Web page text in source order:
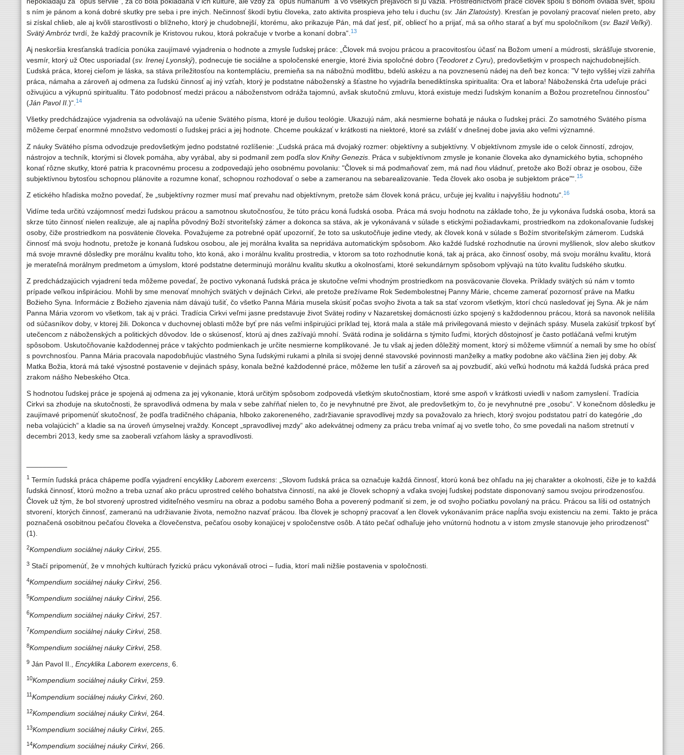
s ním je pánom a koná dobré skutky pre seba i pre iných. Nečinnosť škodí bytiu človeka, zato aktivita prospieva jeho telu i duchu (sv. Ján Zlatoústy). Kresťan je povolaný pracovať nielen preto, aby
si získal chlieb, ale aj kvôli starostlivosti o blížneho, ktorý je chudobnejší, ktorému, ako prikazuje Pán, má dať jesť, piť, obliecť ho a prijať, má sa oňho starať a byť mu spoločníkom (sv. Bazil Veľký).
Svätý Ambróz tvrdí, že každý pracovník je Kristovou rukou, ktorá pokračuje v tvorbe a konaní dobra“. 13
Aj neskoršia kresťanská tradícia ponúka zaujímavé vyjadrenia o hodnote a zmysle ľudskej práce: „Človek má svojou prácou a pracovitosťou účasť na Božom umení a múdrosti, skrášľuje stvorenie,
vesmír, ktorý už Otec usporiadal (sv. Irenej Lyonský), podnecuje tie sociálne a spoločenské energie, ktoré živia spoločné dobro (Teodoret z Cyru), predovšetkým v prospech najchudobnejších.
Ľudská práca, ktorej cieľom je láska, sa stáva príležitosťou na kontempláciu, premieňa sa na nábožnú modlitbu, bdelú askézu a na povznesenú nádej na deň bez konca: "V tejto vyššej vízii zahŕňa
práca, námaha a zároveň aj odmena za ľudskú činnosť aj iný vzťah, ktorý je podstatne náboženský a šťastne ho vyjadrila benediktínska spiritualita: Ora et labora! Náboženská črta udeľuje práci
oživujúcu a výkupnú spiritualitu. Táto podobnosť medzi prácou a náboženstvom odráža tajomnú, avšak skutočnú zmluvu, ktorá existuje medzi ľudským konaním a Božou prozreteľnou činnosťou"
(Ján Pavol II.)“.14
Všetky predchádzajúce vyjadrenia sa odvolávajú na učenie Svätého písma, ktoré je dušou teológie. Ukazujú nám, aká nesmierne bohatá je náuka o ľudskej práci. Zo samotného Svätého písma
môžeme čerpať enormné množstvo vedomostí o ľudskej práci a jej hodnote. Chceme poukázať v krátkosti na niektoré, ktoré sa zvlášť v dnešnej dobe javia ako veľmi významné.
Z náuky Svätého písma odvodzuje predovšetkým jedno podstatné rozlíšenie: „Ľudská práca má dvojaký rozmer: objektívny a subjektívny. V objektívnom zmysle ide o celok činností, zdrojov,
nástrojov a techník, ktorými si človek pomáha, aby vyrábal, aby si podmanil zem podľa slov Knihy Genezis . Práca v subjektívnom zmysle je konanie človeka ako dynamického bytia, schopného
konať rôzne skutky, ktoré patria k pracovnému procesu a zodpovedajú jeho osobnému povolaniu: "Človek si má podmaňovať zem, má nad ňou vládnuť, pretože ako Boží obraz je osobou, čiže
subjektívnou bytosťou schopnou plánovite a rozumne konať, schopnou rozhodovať o sebe a zameranou na sebarealizovanie. Teda človek ako osoba je subjektom práce"“. 15
Z etického hľadiska možno povedať, že „subjektívny rozmer musí mať prevahu nad objektívnym, pretože sám človek koná prácu, určuje jej kvalitu i najvyššiu hodnotu“. 16
Vidíme teda určitú vzájomnosť medzi ľudskou prácou a samotnou skutočnosťou, že túto prácu koná ľudská osoba. Práca má svoju hodnotu na základe toho, že ju vykonáva ľudská osoba, ktorá sa
skrze túto činnosť nielen realizuje, ale aj napĺňa pôvodný Boží stvoriteľský zámer a dokonca sa stáva, ak je vykonávaná v súlade s etickými požiadavkami, prostriedkom na zdokonaľovanie ľudskej
osoby, čiže prostriedkom na posvätenie človeka. Považujeme za potrebné opäť upozorniť, že toto sa uskutočňuje jedine vtedy, ak človek koná v súlade s Božím stvoriteľským zámerom. Ľudská
činnosť má svoju hodnotu, pretože je konaná ľudskou osobou, ale jej morálna kvalita sa nepridáva automatickým spôsobom. Ako každé ľudské rozhodnutie na úrovni myšlienok, slov alebo skutkov
má svoje mravné dôsledky pre morálnu kvalitu toho, kto koná, ako i morálnu kvalitu prostredia, v ktorom sa toto rozhodnutie koná, tak aj práca, ako činnosť osoby, má svoju morálnu kvalitu, ktorá
je merateľná morálnym predmetom a úmyslom, ktoré podstatne determinujú morálnu kvalitu skutku a okolnosťami, ktoré sekundárnym spôsobom vplývajú na túto kvalitu ľudského skutku.
Z predchádzajúcich vyjadrení teda môžeme povedať, že poctivo vykonaná ľudská práca je skutočne veľmi vhodným prostriedkom na posväcovanie človeka. Príklady svätých sú nám v tomto
prípade veľkou inšpiráciou. Mohli by sme menovať mnohých svätých v dejinách Cirkvi, ale pretože prežívame Rok Sedembolestnej Panny Márie, chceme zamerať pozornosť práve na Matku
Božieho Syna. Informácie z Božieho zjavenia nám dávajú tušiť, čo všetko Panna Mária musela skúsiť počas svojho života a tak sa stať vzorom všetkým, ktorí chcú nasledovať jej Syna. Ak je nám
Panna Mária vzorom vo všetkom, tak aj v práci. Tradícia Cirkvi veľmi jasne predstavuje život Svätej rodiny v Nazaretskej domácnosti úzko spojený s každodennou prácou, ktorá sa navonok nelíšila
od súčasníkov doby, v ktorej žili. Dokonca v duchovnej oblasti môže byť pre nás veľmi inšpirujúci príklad tej, ktorá mala a stále má privilegovaná miesto v dejinách spásy. Musela zakúsiť trpkosť byť
utečencom z náboženských a politických dôvodov. Ide o skúsenosť, ktorú aj dnes zažívajú mnohí. Svätá rodina je solidárna s týmito ľuďmi, ktorých dôstojnosť je často potláčaná veľmi krutým
spôsobom. Uskutočňovanie každodennej práce v takýchto podmienkach je určite nesmierne komplikované. Je tu však aj jeden dôležitý moment, ktorý si môžeme všimnúť a nemali by sme ho obísť
s povrchnosťou. Panna Mária pracovala napodobňujúc vlastného Syna ľudskými rukami a plnila si svojej denné stavovské povinnosti manželky a matky podobne ako väčšina žien jej doby. Ak
Matka Božia, ktorá má také výsostné postavenie v dejinách spásy, konala bežné každodenné práce, môžeme len tušiť a zároveň sa aj povzbudiť, akú veľkú hodnotu má každá ľudská práca pred
zrakom nášho Nebeského Otca.
S hodnotou ľudskej práce je spojená aj odmena za jej vykonanie, ktorá určitým spôsobom zodpovedá všetkým skutočnostiam, ktoré sme aspoň v krátkosti uviedli v našom zamyslení. Tradícia
Cirkvi sa zhoduje na skutočnosti, že spravodlivá odmena by mala v sebe zahŕňať nielen to, čo je nevyhnutné pre život, ale predovšetkým to, čo je nevyhnutné pre „osobu“. V konečnom dôsledku je
zaujímavé pripomenúť skutočnosť, že podľa tradičného chápania, hlboko zakoreneného, zadržiavanie spravodlivej mzdy sa považovalo za hriech, ktorý svojou podstatou patrí do kategórie „do
neba volajúcich“ a kladie sa na úroveň úmyselnej vraždy. Koncept „spravodlivej mzdy“ ako adekvátnej odmeny za prácu treba vnímať aj vo svetle toho, čo sme povedali na našom stretnutí v
decembri 2013, kedy sme sa zaoberali vzťahom lásky a spravodlivosti.
1 Termín ľudská práca chápeme podľa vyjadrení encykliky Laborem exercens: „Slovom ľudská práca sa označuje každá činnosť, ktorú koná bez ohľadu na jej charakter a okolnosti, čiže je to každá
ľudská činnosť, ktorú možno a treba uznať ako prácu uprostred celého bohatstva činností, na aké je človek schopný a vďaka svojej ľudskej podstate disponovaný samou svojou prirodzenosťou.
Človek už tým, že bol stvorený uprostred viditeľného vesmíru na obraz a podobu samého Boha a poverený podmaniť si zem, je od svojho počiatku povolaný na prácu. Prácou sa líši od ostatných
stvorení, ktorých činnosť, zameranú na udržiavanie života, nemožno nazvať prácou. Iba človek je schopný pracovať a len človek vykonávaním práce napĺňa svoju existenciu na zemi. Takto je práca
poznačená osobitnou pečaťou človeka a človečenstva, pečaťou osoby konajúcej v spoločenstve osôb. A táto pečať odhaľuje jeho vnútornú hodnotu a v istom zmysle stanovuje jeho prirodzenosť“
(1).
2Kompendium sociálnej náuky Cirkvi, 255.
3 Stačí pripomenúť, že v mnohých kultúrach fyzickú prácu vykonávali otroci – ľudia, ktorí mali nižšie postavenia v spoločnosti.
4Kompendium sociálnej náuky Cirkvi, 256.
5Kompendium sociálnej náuky Cirkvi, 256.
6Kompendium sociálnej náuky Cirkvi, 257.
7Kompendium sociálnej náuky Cirkvi, 258.
8Kompendium sociálnej náuky Cirkvi, 258.
9 Ján Pavol II., Encyklika Laborem exercens, 6.
10Kompendium sociálnej náuky Cirkvi, 259.
11 Kompendium sociálnej náuky Cirkvi, 260.
12Kompendium sociálnej náuky Cirkvi, 264.
13Kompendium sociálnej náuky Cirkvi, 265.
14Kompendium sociálnej náuky Cirkvi, 266.